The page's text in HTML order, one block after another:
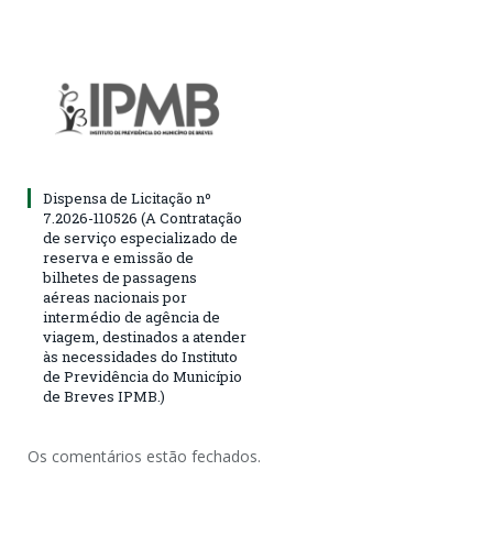
Dispensa de Licitação nº
7.2026-110526 (A Contratação
de serviço especializado de
reserva e emissão de
bilhetes de passagens
aéreas nacionais por
intermédio de agência de
viagem, destinados a atender
às necessidades do Instituto
de Previdência do Município
de Breves IPMB.)
Os comentários estão fechados.